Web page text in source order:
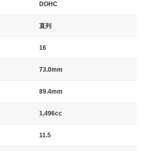
DOHC
直列
16
73.0mm
89.4mm
1,496cc
11.5